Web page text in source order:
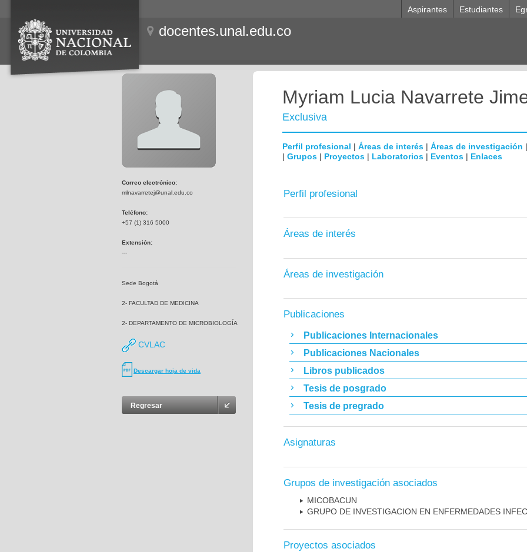
Aspirantes Estudiantes
docentes.unal.edu.co
Correo electrónico:
mlnavarretej@unal.edu.co
Teléfono:
+57 (1) 316 5000
Extensión:
---
Sede Bogotá
2- FACULTAD DE MEDICINA
2- DEPARTAMENTO DE MICROBIOLOGÍA
CVLAC
Descargar hoja de vida
Regresar
Myriam Lucia Navarrete
Exclusiva
Perfil profesional | Áreas de interés | Áreas de investigación |
| Grupos | Proyectos | Laboratorios | Eventos | Enlaces
Perfil profesional
Áreas de interés
Áreas de investigación
Publicaciones
Publicaciones Internacionales
Publicaciones Nacionales
Libros publicados
Tesis de posgrado
Tesis de pregrado
Asignaturas
Grupos de investigación asociados
MICOBAC­UN
GRUPO DE INVESTIGACION EN ENFERMEDADES
Proyectos asociados